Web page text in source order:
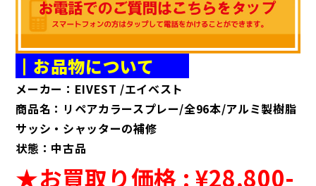
┃お品物について
メーカー：EIVEST /エイベスト
商品名：リペアカラースプレー/全96本/アルミ製樹脂
サッシ・シャッターの補修
状態：中古品
★お買取り価格 : ¥28,800-